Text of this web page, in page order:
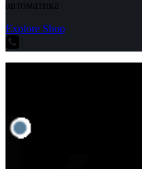
автоматика
Explore Shop